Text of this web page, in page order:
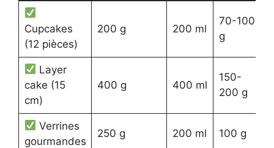
Cupcakes
(12 pièces)
200 g 200 ml
70-100
g
Layer
cake (15
cm)
400 g 400 ml
150-
200 g
Verrines
gourmandes
250 g 200 ml 100 g